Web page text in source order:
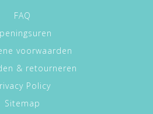
FAQ
voorwaarden
& retourneren
Policy
Sitemap